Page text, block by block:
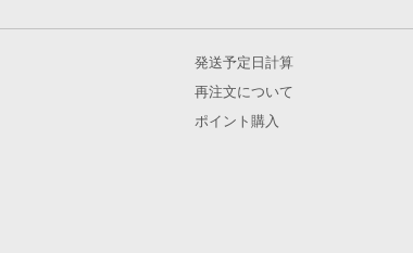
発送予定日計算
再注文について
ポイント購入